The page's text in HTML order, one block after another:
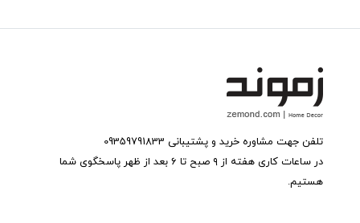
تلفن جهت مشاوره خرید و پشتیبانی 09359791833
در ساعات کاری هفته از ۹ صبح تا ۶ بعد از ظهر پاسخگوی شما
هستیم.